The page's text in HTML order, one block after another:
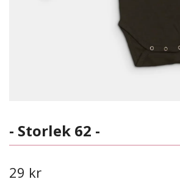
- Storlek 62 -
29 kr